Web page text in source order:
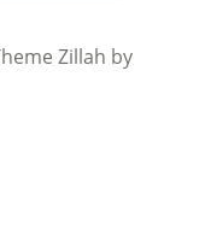
Zillah by